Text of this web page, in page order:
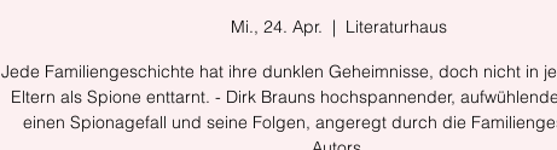
Mi., 24. Apr.
  |
Literaturhaus
Jede Familiengeschichte hat ihre dunklen Geheimnisse, doch nicht in
Eltern als Spione enttarnt. - Dirk Brauns hochspannender,
einen Spionagefall und seine Folgen, angeregt durch die